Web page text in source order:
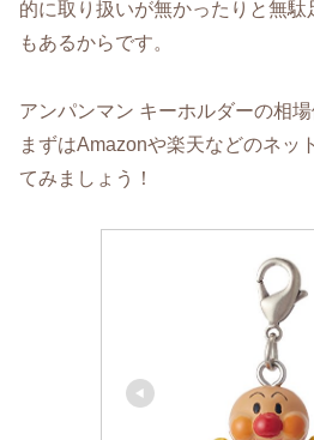
的に取り扱いが無かったりと無駄
もあるからです。
アンパンマン キーホルダーの相場
まずはAmazonや楽天などのネッ
てみましょう！